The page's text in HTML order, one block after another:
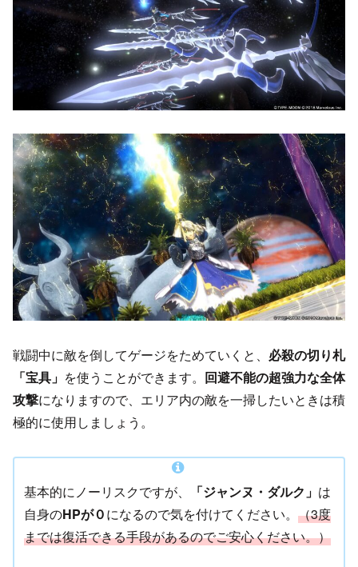
戦闘中に敵を倒してゲージをためていくと、 必殺の切り札
「宝具」 を使うことができます。 回避不能の超強力な全体
攻撃になりますので、エリア内の敵を一掃したいときは積
極的に使用しましょう。
基本的にノーリスクですが、 「ジャンヌ・ダルク」 は
自身のHPが０になるので気を付けてください。 （3度
までは復活できる手段があるのでご安心ください。）